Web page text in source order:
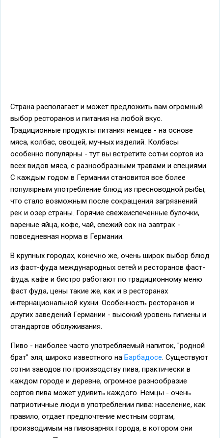
Страна располагает и может предложить вам огромный
выбор ресторанов и питания на любой вкус.
Традиционные продукты питания немцев - на основе
мяса, колбас, овощей, мучных изделий. Колбасы
особенно популярны - тут вы встретите сотни сортов из
всех видов мяса, с разнообразными травами и специями.
С каждым годом в Германии становится все более
популярным употребление блюд из пресноводной рыбы,
что стало возможным после сокращения загрязнений
рек и озер страны. Горячие свежеиспеченные булочки,
вареные яйца, кофе, чай, свежий сок на завтрак -
повседневная норма в Германии.
В крупных городах, конечно же, очень широк выбор блюд
из фаст-фуда международных сетей и ресторанов фаст-
фуда; кафе и бистро работают по традиционному меню
фаст фуда, цены такие же, как и в ресторанах
интернациональной кухни. Особенность ресторанов и
других заведений Германии - высокий уровень гигиены и
стандартов обслуживания.
Пиво - наиболее часто употребляемый напиток, "родной
брат" эля, широко известного на Барбадосе. Существуют
сотни заводов по производству пива, практически в
каждом городе и деревне, огромное разнообразие
сортов пива может удивить каждого. Немцы - очень
патриотичные люди в употреблении пива: население, как
правило, отдает предпочтение местным сортам,
производимым на пивоварнях города, в котором они